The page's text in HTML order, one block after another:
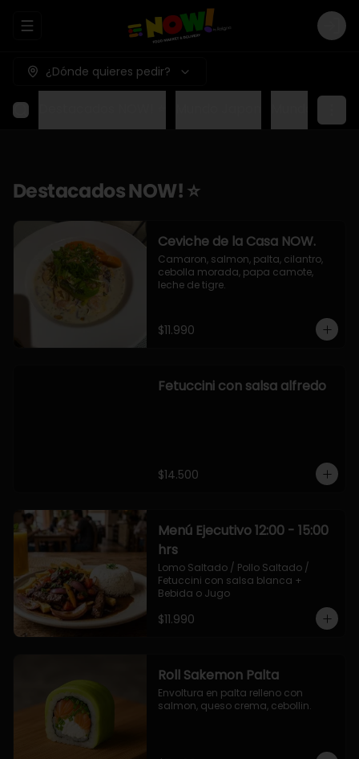
Abrir menu de navegación Login
¿Dónde quieres pedir?
Destacados NOW! ⭐
Ceviche de la Casa NOW.
Camaron, salmon, palta, cilantro,
cebolla morada, papa camote,
leche de tigre.
$11.990
Fetuccini con salsa alfredo
$14.500
Menú Ejecutivo 12:00 - 15:00
hrs
Lomo Saltado / Pollo Saltado /
Fetuccini con salsa blanca +
Bebida o Jugo
$11.990
Roll Sakemon Palta
Envoltura en palta relleno con
salmon, queso crema, cebollin.